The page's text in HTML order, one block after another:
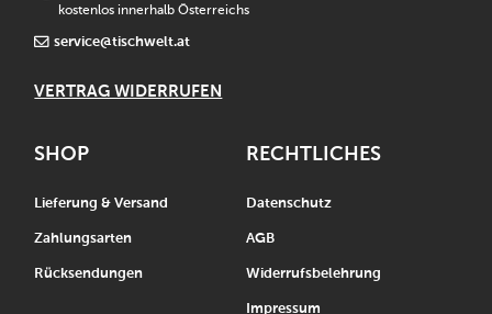
kostenlos innerhalb Österreichs
service@tischwelt.at
VERTRAG WIDERRUFEN
SHOP
Lieferung & Versand
Zahlungsarten
Rücksendungen
RECHTLICHES
Datenschutz
AGB
Widerrufsbelehrung
Impressum